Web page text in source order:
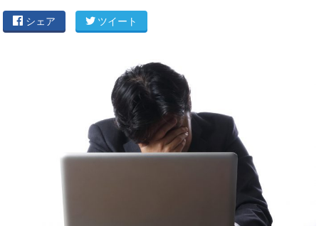
シェア ツイート